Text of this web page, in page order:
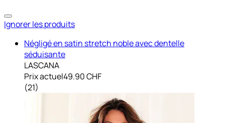
Ignorer les produits
Négligé en satin stretch noble avec dentelle
séduisante
LASCANA
Prix actuel49.90 CHF
(21)